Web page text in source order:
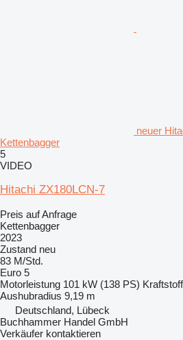
neuer
Kettenbagger
5
VIDEO
Hitachi ZX180LCN-7
Preis auf Anfrage
Kettenbagger
2023
Zustand neu
83 M/Std.
Euro 5
Motorleistung 101 kW (138 PS) Kraftstoff
Aushubradius 9,19 m
Deutschland, Lübeck
Buchhammer Handel GmbH
Verkäufer kontaktieren